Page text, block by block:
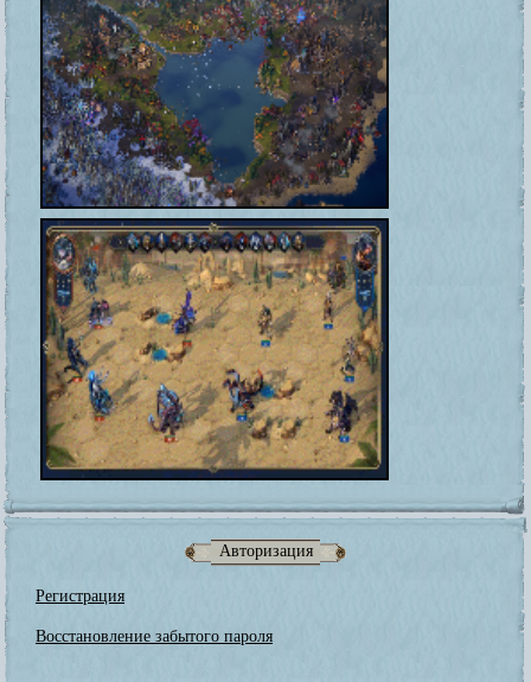
Авторизация
Регистрация
Восстановление забытого пароля